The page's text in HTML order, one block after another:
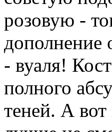
розовую -
дополнение
- вуаля!
полного
теней. А вот